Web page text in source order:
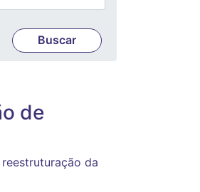
de
da